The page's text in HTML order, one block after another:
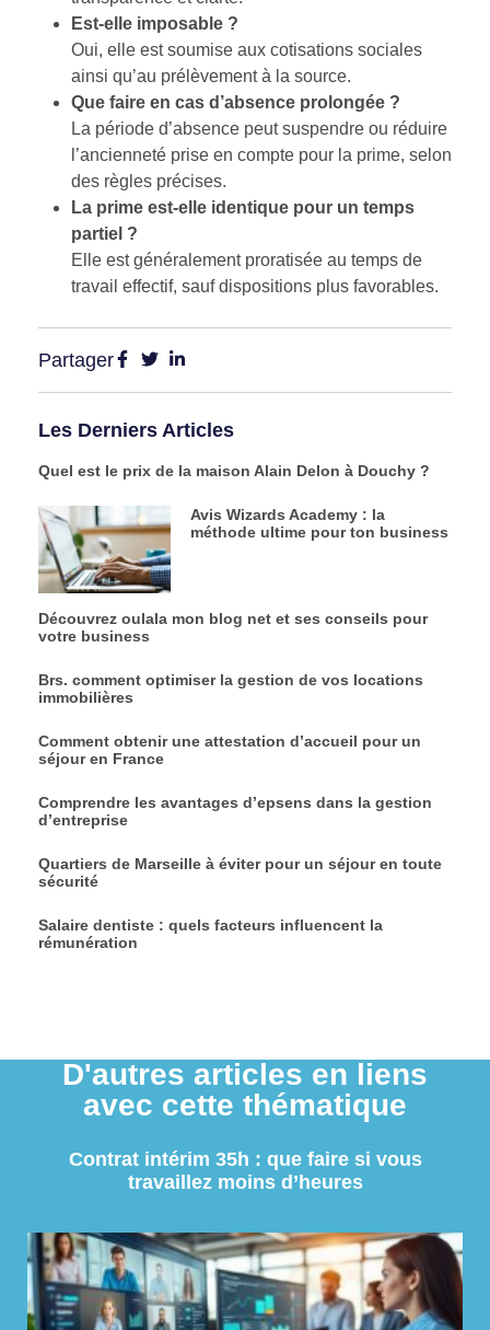
Est-elle imposable ?
Oui, elle est soumise aux cotisations sociales
ainsi qu’au prélèvement à la source.
Que faire en cas d’absence prolongée ?
La période d’absence peut suspendre ou réduire
l’ancienneté prise en compte pour la prime, selon
des règles précises.
La prime est-elle identique pour un temps
partiel ?
Elle est généralement proratisée au temps de
travail effectif, sauf dispositions plus favorables.
Partager
Les Derniers Articles
Quel est le prix de la maison Alain Delon à Douchy ?
Avis Wizards Academy : la
méthode ultime pour ton business
Découvrez oulala mon blog net et ses conseils pour
votre business
Brs. comment optimiser la gestion de vos locations
immobilières
Comment obtenir une attestation d’accueil pour un
séjour en France
Comprendre les avantages d’epsens dans la gestion
d’entreprise
Quartiers de Marseille à éviter pour un séjour en toute
sécurité
Salaire dentiste : quels facteurs influencent la
rémunération
D'autres articles en liens
avec cette thématique
Contrat intérim 35h : que faire si vous
travaillez moins d’heures